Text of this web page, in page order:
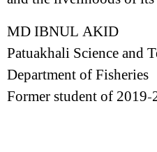
MD IBNUL AKID
Patuakhali Science and
Department of Fisheries
Former student of 2019-